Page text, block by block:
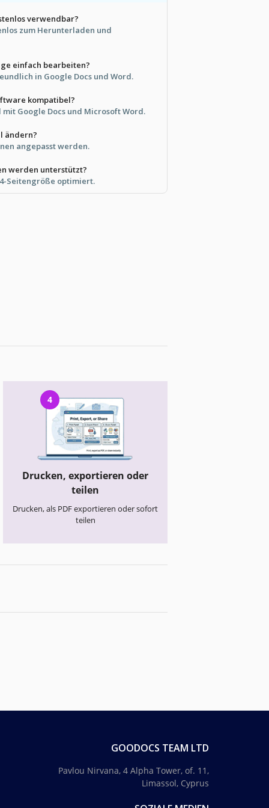
verwendbar?
zum Herunterladen und
einfach bearbeiten?
in Google Docs und Word.
kompatibel?
mit Google Docs und Microsoft Word.
ändern?
angepasst werden.
werden unterstützt?
Seitengröße optimiert.
4
Drucken, exportieren oder
teilen
Drucken, als PDF exportieren oder sofort
teilen
GOODOCS TEAM LTD
Pavlou Nirvana, 4 Alpha Tower, of. 11,
Limassol, Cyprus